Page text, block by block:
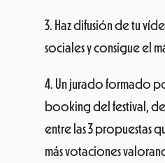
3. Haz difusión de tu
sociales y consigue el
4. Un jurado formado
booking del festival,
entre las 3 propuestas
más votaciones